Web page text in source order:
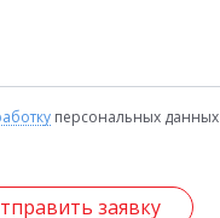
персональных данных
заявку